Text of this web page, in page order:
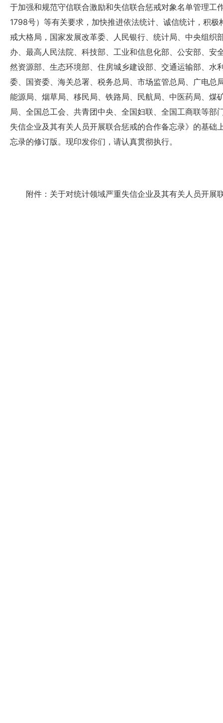
于加强和规范守信联合激励和失信联合惩戒对象名单管理工
1798号）等有关要求，加快推进依法统计、诚信统计，积极
戒大格局，国家发展改革委、人民银行、统计局、中央组织
办、最高人民法院、科技部、工业和信息化部、公安部、安
然资源部、生态环境部、住房城乡建设部、交通运输部、水
委、国资委、海关总署、税务总局、市场监管总局、广电总
能源局、烟草局、移民局、铁路局、民航局、中医药局、煤
局、全国总工会、共青团中央、全国妇联、全国工商联等部
失信企业及其有关人员开展联合惩戒的合作备忘录》的基础
忘录的修订版。现印发你们，请认真贯彻执行。
附件：关于对统计领域严重失信企业及其有关人员开展